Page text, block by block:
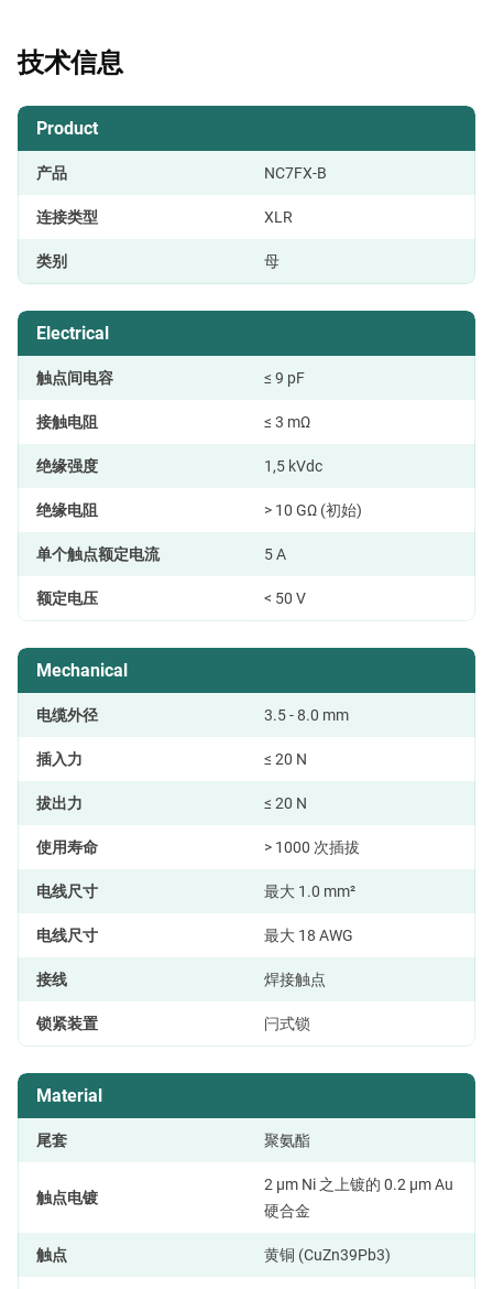
技术信息
Product
产品 NC7FX-B
连接类型 XLR
类别 母
Electrical
触点间电容 ≤ 9 pF
接触电阻 ≤ 3 mΩ
绝缘强度 1,5 kVdc
绝缘电阻 > 10 GΩ (初始)
单个触点额定电流 5 A
额定电压 < 50 V
Mechanical
电缆外径 3.5 - 8.0 mm
插入力 ≤ 20 N
拔出力 ≤ 20 N
使用寿命 > 1000 次插拔
电线尺寸 最大 1.0 mm²
电线尺寸 最大 18 AWG
接线 焊接触点
锁紧装置 闩式锁
Material
尾套 聚氨酯
触点电镀
2 µm Ni 之上镀的 0.2 µm Au
硬合金
触点 黄铜 (CuZn39Pb3)